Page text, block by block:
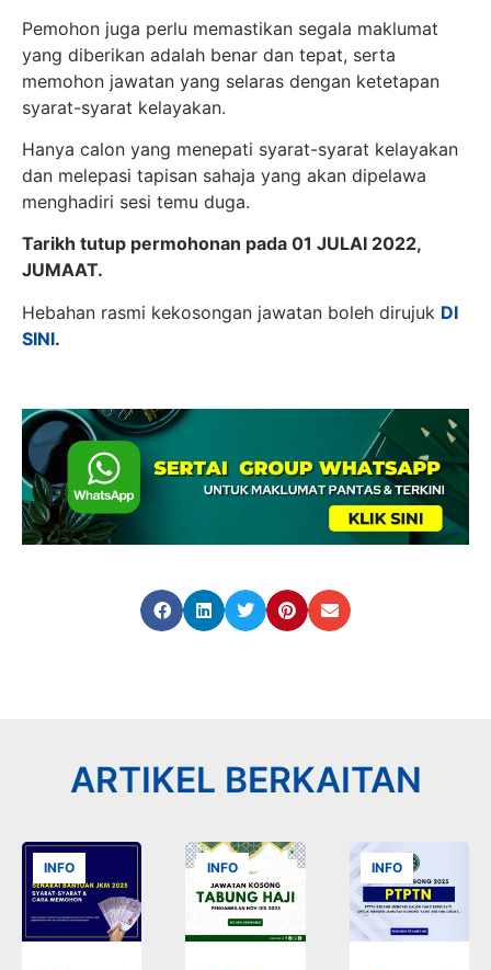
Pemohon juga perlu memastikan segala maklumat
yang diberikan adalah benar dan tepat, serta
memohon jawatan yang selaras dengan ketetapan
syarat-syarat kelayakan.
Hanya calon yang menepati syarat-syarat kelayakan
dan melepasi tapisan sahaja yang akan dipelawa
menghadiri sesi temu duga.
Tarikh tutup permohonan pada 01 JULAI 2022,
JUMAAT.
Hebahan rasmi kekosongan jawatan boleh dirujuk DI
SINI.
ARTIKEL BERKAITAN
INFO INFO INFO